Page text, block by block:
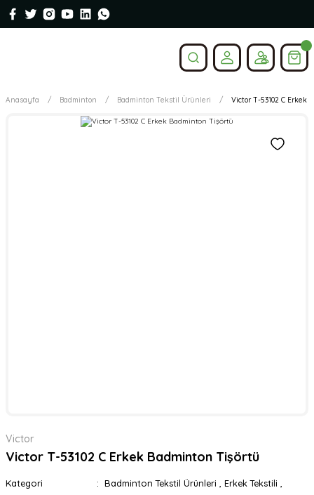
Anasayfa Badminton Badminton Tekstil Ürünleri Victor T-53102 C Erkek
Victor
Victor T-53102 C Erkek Badminton Tişörtü
Kategori Badminton Tekstil Ürünleri Erkek Tekstili